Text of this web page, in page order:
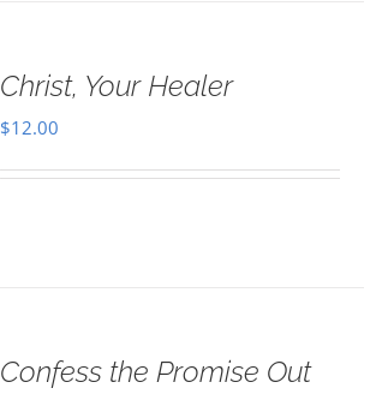
Christ, Your Healer
$12.00
Confess the Promise Out